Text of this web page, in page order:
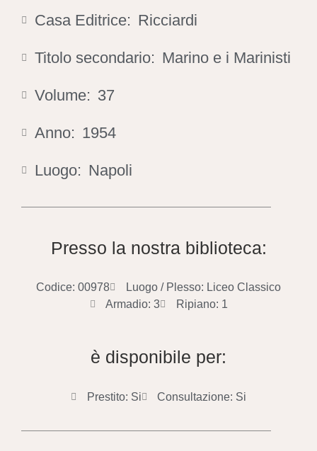
Casa Editrice: Ricciardi
Titolo secondario: Marino e i Marinisti
Volume: 37
Anno: 1954
Luogo: Napoli
Presso la nostra biblioteca:
Codice: 00978
Luogo / Plesso: Liceo Classico
Armadio: 3
Ripiano: 1
è disponibile per:
Prestito: Si Consultazione: Si